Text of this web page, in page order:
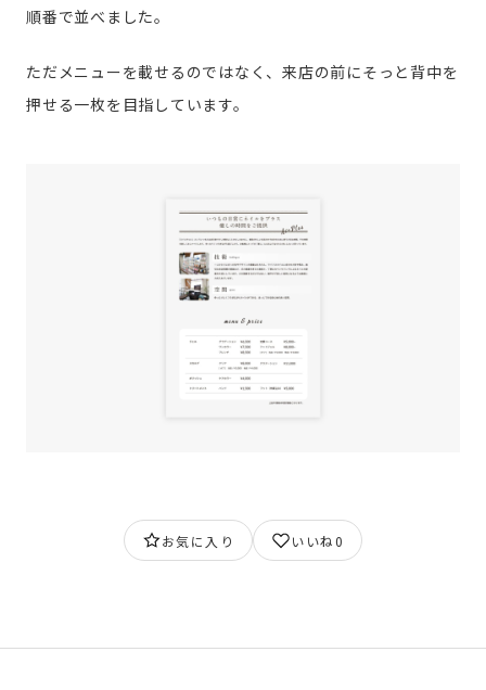
順番で並べました。
ただメニューを載せるのではなく、来店の前にそっと背中を
押せる一枚を目指しています。
お気に入り いいね0